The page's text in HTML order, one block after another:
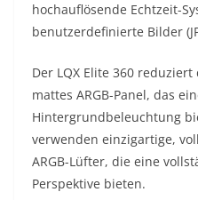
hochauflösende Echtzeit-
benutzerdefinierte Bilder
Der LQX Elite 360
mattes ARGB-Panel, das
Hintergrundbeleuchtung
verwenden einzigartige,
ARGB-Lüfter, die eine
Perspektive bieten.